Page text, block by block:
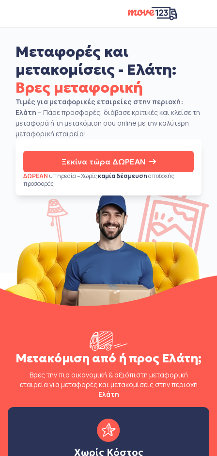
Μεταφορές και
μετακομίσεις - Ελάτη:
Βρες μεταφορική
Τιμές για μεταφορικές εταιρείες στην περιοχή:
Ελάτη – Πάρε προσφορές, διάβασε κριτικές και κλείσε τη
μεταφορά ή τη μετακόμιση σου online με την καλύτερη
μεταφορική εταιρεία!
Ξεκίνα τώρα ΔΩΡΕΑΝ
ΔΩΡΕΑΝ υπηρεσία – Χωρίςκαμία δέσμευσηαποδοχής
προσφοράς
Μετακόμιση από ή προς Ελάτη;
Βρες την πιο οικονομική & αξιόπιστη μεταφορική
εταιρεία για μεταφορές και μετακομίσεις στην περιοχή
Ελάτη
Χωρίς Κόστος